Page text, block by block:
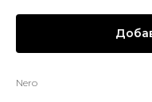
Nero